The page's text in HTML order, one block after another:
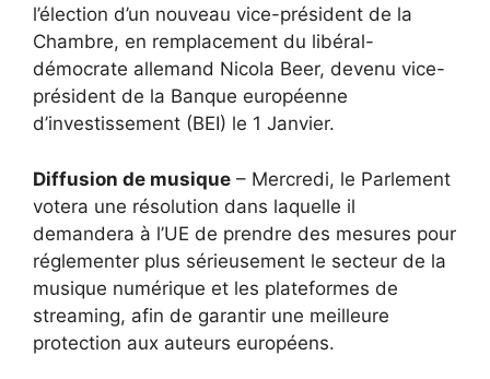
l’élection d’un nouveau vice-président de la
Chambre, en remplacement du libéral-
démocrate allemand Nicola Beer, devenu vice-
président de la Banque européenne
d’investissement (BEI) le 1 Janvier.
Diffusion de musique – Mercredi, le Parlement
votera une résolution dans laquelle il
demandera à l’UE de prendre des mesures pour
réglementer plus sérieusement le secteur de la
musique numérique et les plateformes de
streaming, afin de garantir une meilleure
protection aux auteurs européens.